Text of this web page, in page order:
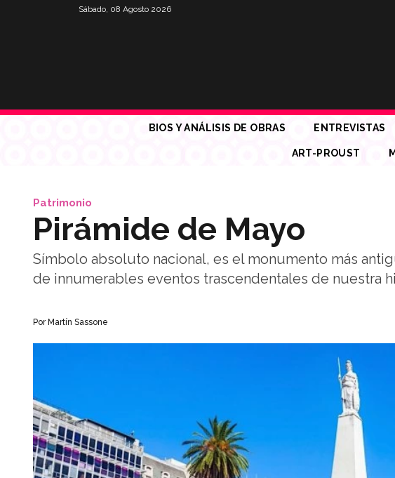
Sábado, 08 Agosto 2026
BIOS Y ANÁLISIS DE OBRAS ENTREVISTAS
ART-PROUST
Patrimonio
Pirámide de Mayo
Símbolo absoluto nacional, es el monumento más
de innumerables eventos trascendentales de nuestra
Por Martín Sassone